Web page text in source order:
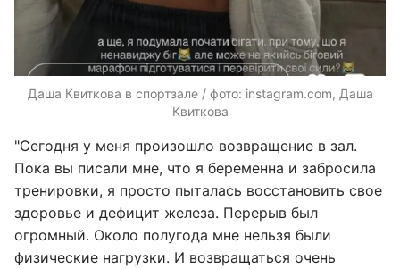
Даша Квиткова в спортзале / фото: instagram.com, Даша
Квиткова
"Сегодня у меня произошло возвращение в зал.
Пока вы писали мне, что я беременна и забросила
тренировки, я просто пыталась восстановить свое
здоровье и дефицит железа. Перерыв был
огромный. Около полугода мне нельзя были
физические нагрузки. И возвращаться очень